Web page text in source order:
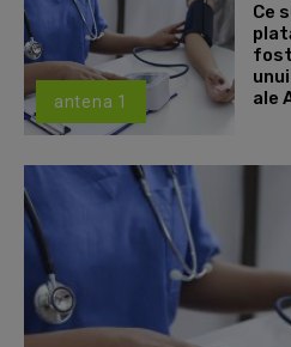
antena 1
Ce
fost
ale